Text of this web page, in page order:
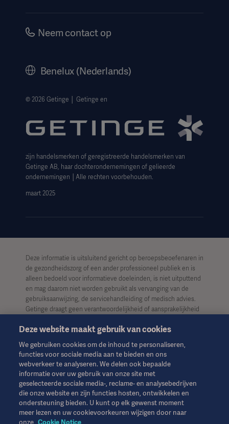
Carrière
Privacyverklaring website
Aanvraagformulier voor betrokkenen
Neem contact op
Benelux (Nederlands)
© 2026 Getinge │ Getinge en
zijn handelsmerken of geregistreerde handelsmerken van
Getinge AB, haar dochterondernemingen of gelieerde
ondernemingen │Alle rechten voorbehouden.
maart 2025
Deze informatie is uitsluitend gericht op beroepsbeoefenaren in
de gezondheidszorg of een ander professioneel publiek en is
alleen bedoeld voor informatieve doeleinden, is niet uitputtend
en mag daarom niet worden gebruikt als vervanging van de
gebruiksaanwijzing, de servicehandleiding of medisch advies.
Getinge draagt geen verantwoordelijkheid of aansprakelijkheid
van dit materiaal, en vertrouwen is uitsluitend voor risico van de
Het is mogelijk dat een genoemde therapie, oplossing of
product niet beschikbaar of toegestaan is in uw land. Informatie
mag niet geheel of gedeeltelijk worden gekopieerd of gebruikt
zonder schriftelijke toestemming van Getinge.
Deze informatie is bedoeld voor een internationaal publiek
buiten de VS.
Deze website maakt gebruik van cookies
We gebruiken cookies om de inhoud te personaliseren,
functies voor sociale media aan te bieden en ons
webverkeer te analyseren. We delen ook bepaalde
informatie over uw gebruik van onze site met
geselecteerde sociale media-, reclame- en analysebedrijven
die onze website en zijn functies hosten, ontwikkelen en
ondersteuning bieden. U kunt op elk gewenst moment
meer lezen en uw cookievoorkeuren wijzigen door naar
onze Cookie Notice